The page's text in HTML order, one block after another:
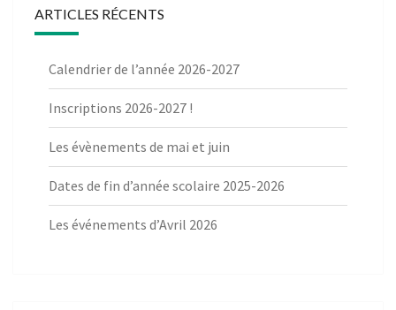
ARTICLES RÉCENTS
Calendrier de l’année 2026-2027
Inscriptions 2026-2027 !
Les évènements de mai et juin
Dates de fin d’année scolaire 2025-2026
Les événements d’Avril 2026